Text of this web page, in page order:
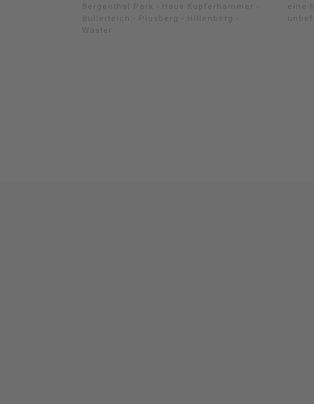
Bergenthal Park - Haus Kupferhammer -
Bullerteich - Piusberg - Hillenberg -
Wäster
eine